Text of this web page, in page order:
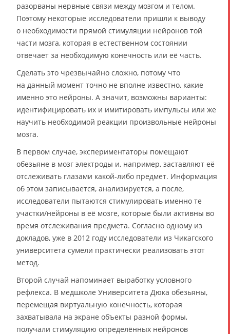
разорваны нервные связи между мозгом и телом.
Поэтому некоторые исследователи пришли к выводу
о необходимости прямой стимуляции нейронов той
части мозга, которая в естественном состоянии
отвечает за необходимую конечность или её часть.
Сделать это чрезвычайно сложно, потому что
на данный момент точно не вполне известно, какие
именно это нейроны. А значит, возможны варианты:
идентифицировать их и имитировать импульсы или же
научить необходимой реакции произвольные нейроны
мозга.
В первом случае, экспериментаторы помещают
обезьяне в мозг электроды и, например, заставляют её
отслеживать глазами какой-либо предмет. Информация
об этом записывается, анализируется, а после,
исследователи пытаются стимулировать именно те
участки/нейроны в её мозге, которые были активны во
время отслеживания предмета. Согласно одному из
докладов, уже в 2012 году исследователи из Чикагского
университета сумели практически реализовать этот
метод.
Второй случай напоминает выработку условного
рефлекса. В медшколе Университета Дюка обезьяны,
перемещая виртуальную конечность, которая
захватывала на экране объекты разной формы,
получали стимуляцию определённых нейронов